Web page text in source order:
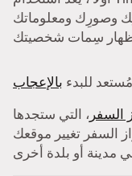
وصورِك ومعلوماتك
للبدء بالإعجاب
السفر ، التي ستجدها
السفر تغيير موقعك